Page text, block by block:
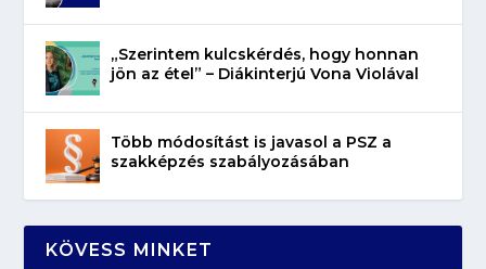
„Szerintem kulcskérdés, hogy honnan
jön az étel” – Diákinterjú Vona Violával
Több módosítást is javasol a PSZ a
szakképzés szabályozásában
KÖVESS MINKET